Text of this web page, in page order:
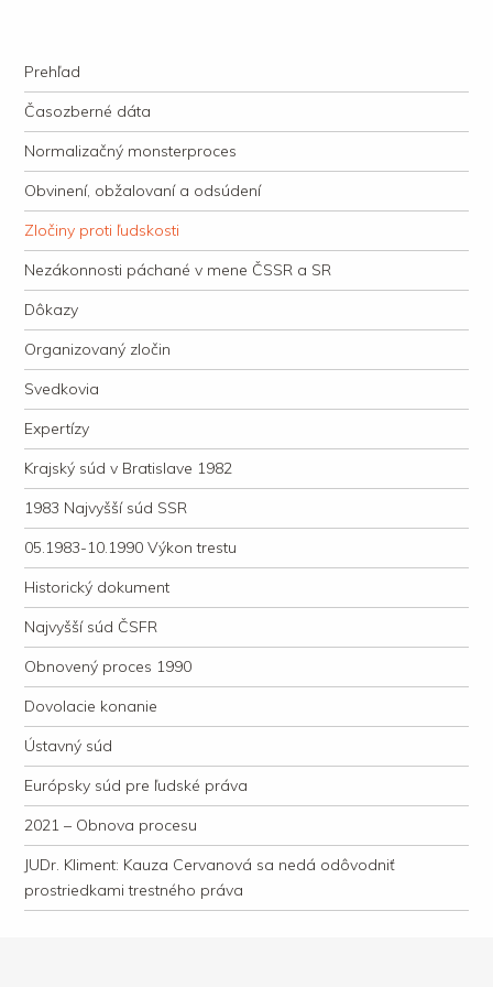
justície
Navigation
Skip to content
Prehľad
Časozberné dáta
Normalizačný monsterproces
Obvinení, obžalovaní a odsúdení
Zločiny proti ľudskosti
Nezákonnosti páchané v mene ČSSR a SR
Dôkazy
Organizovaný zločin
Svedkovia
Expertízy
Krajský súd v Bratislave 1982
1983 Najvyšší súd SSR
05.1983-10.1990 Výkon trestu
Historický dokument
Najvyšší súd ČSFR
Obnovený proces 1990
Dovolacie konanie
Ústavný súd
Európsky súd pre ľudské práva
2021 – Obnova procesu
JUDr. Kliment: Kauza Cervanová sa nedá odôvodniť
prostriedkami trestného práva